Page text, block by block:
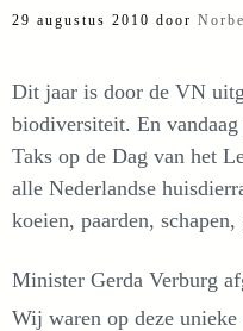
29 augustus 2010 door
Dit jaar is door de VN
biodiversiteit. En
Taks op de Dag van het
alle Nederlandse
koeien, paarden,
Minister Gerda Verburg
Wij waren op deze